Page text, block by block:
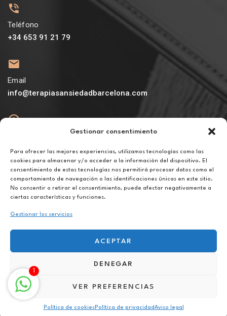
Gestionar consentimiento
Para ofrecer las mejores experiencias, utilizamos tecnologías como las
cookies para almacenar y/o acceder a la información del dispositivo. El
consentimiento de estas tecnologías nos permitirá procesar datos como el
comportamiento de navegación o las identificaciones únicas en este sitio.
No consentir o retirar el consentimiento, puede afectar negativamente a
ciertas características y funciones.
Gestionar los servicios
ACEPTAR
DENEGAR
VER PREFERENCIAS
Política de cookiesPolítica de privacidadAviso legal
Teléfono
+34 653 91 21 79
Email
info@terapiasansiedadbarcelona.com
De lunes a viernes de 10h a 20h
Aviso legal
Política de privacidad
Política de cookies
Terapia para la superación personal online en Cerdanyola del Vallès
1